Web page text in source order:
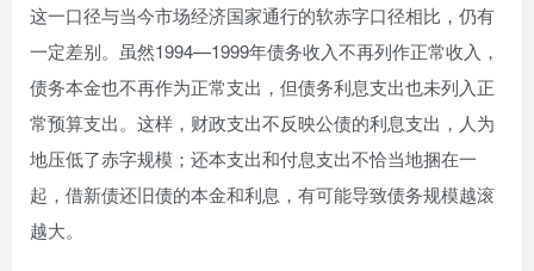
这一口径与当今市场经济国家通行的软赤字口径相比，仍有
一定差别。虽然1994—1999年债务收入不再列作正常收入，
债务本金也不再作为正常支出，但债务利息支出也未列入正
常预算支出。这样，财政支出不反映公债的利息支出，人为
地压低了赤字规模；还本支出和付息支出不恰当地捆在一
起，借新债还旧债的本金和利息，有可能导致债务规模越滚
越大。